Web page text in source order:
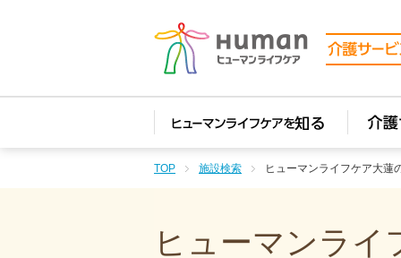
TOP 施設検索 ヒューマンライフケア大蓮
ヒューマンライ